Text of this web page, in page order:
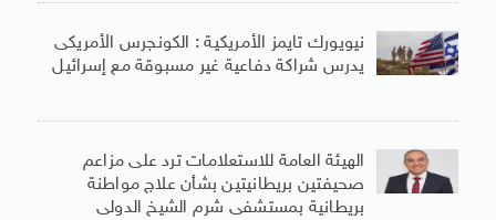
نيويورك تايمز الأمريكية : الكونجرس الأمريكى
يدرس شراكة دفاعية غير مسبوقة مع إسرائيل
الهيئة العامة للاستعلامات ترد على مزاعم
صحيفتين بريطانيتين بشأن علاج مواطنة
بريطانية بمستشفى شرم الشيخ الدولى